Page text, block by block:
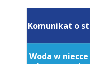
Komunikat o
Woda w niecce